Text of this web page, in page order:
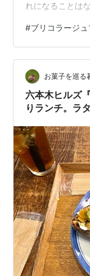
れになることは
す。 食事メニュ
かわからないw
ッフさんたち、
とってもフレン
いな感じ。 ソー
ロックムッシ…
#ブリコラージュ
お菓子を巡る
六本木ヒルズ
りランチ。ラ